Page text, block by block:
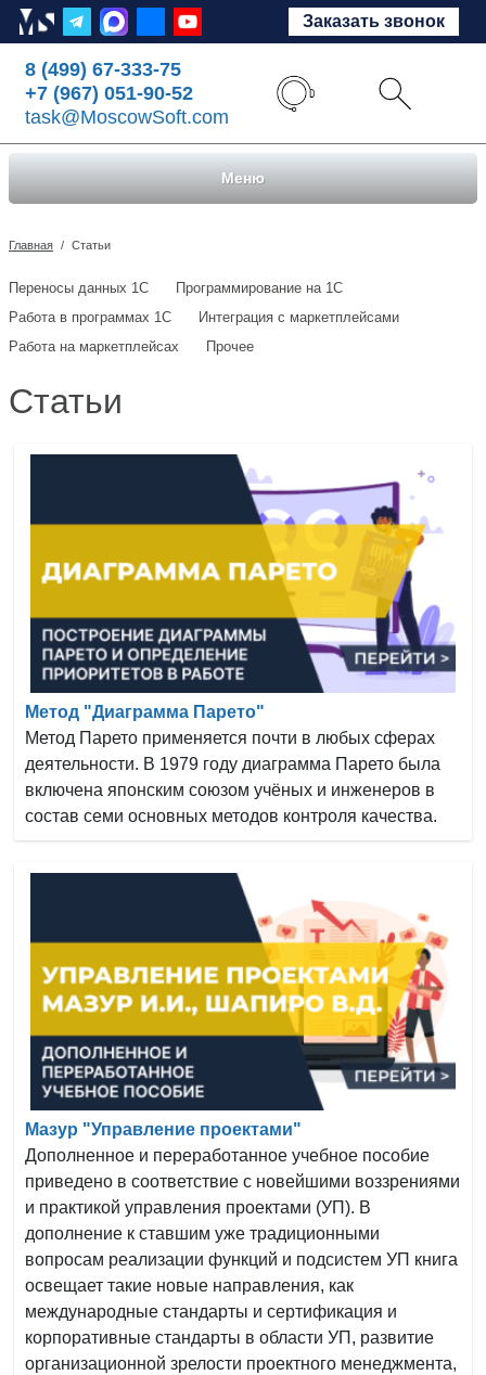
Заказать звонок
8 (499) 67-333-75
+7 (967) 051-90-52
task@MoscowSoft.com
Меню
Главная / Статьи
Переносы данных 1С
Программирование на 1С
Работа в программах 1С
Интеграция с маркетплейсами
Работа на маркетплейсах
Прочее
Статьи
Метод "Диаграмма Парето"
Метод Парето применяется почти в любых сферах
деятельности. В 1979 году диаграмма Парето была
включена японским союзом учёных и инженеров в
состав семи основных методов контроля качества.
Мазур "Управление проектами"
Дополненное и переработанное учебное пособие
приведено в соответствие с новейшими воззрениями
и практикой управления проектами (УП). В
дополнение к ставшим уже традиционными
вопросам реализации функций и подсистем УП книга
освещает такие новые направления, как
международные стандарты и сертификация и
корпоративные стандарты в области УП, развитие
организационной зрелости проектного менеджмента,